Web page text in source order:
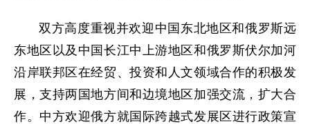
双方高度重视并欢迎中国东北地区和俄罗斯远
东地区以及中国长江中上游地区和俄罗斯伏尔加河
沿岸联邦区在经贸、投资和人文领域合作的积极发
展，支持两国地方间和边境地区加强交流，扩大合
作。中方欢迎俄方就国际跨越式发展区进行政策宣